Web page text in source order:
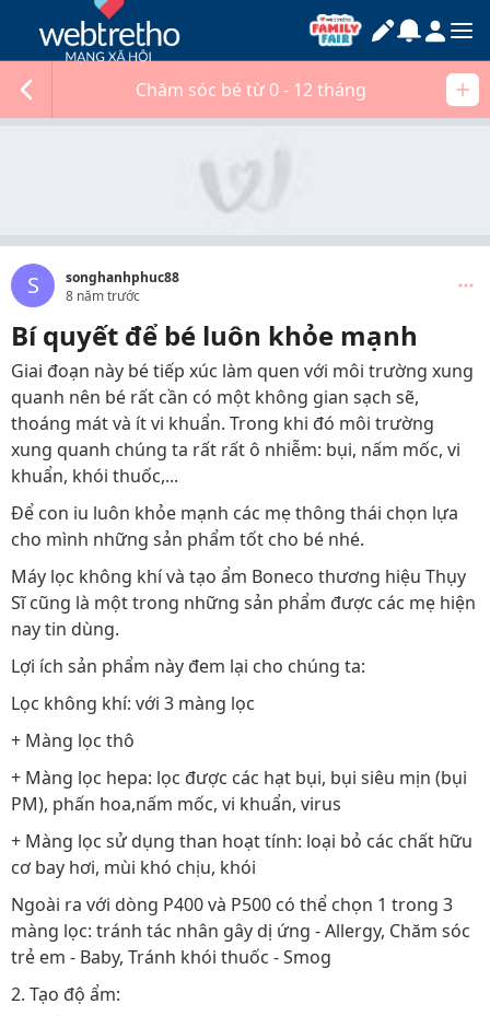
Chăm sóc bé từ 0 - 12 tháng
S
songhanhphuc88
8 năm trước
Bí quyết để bé luôn khỏe mạnh
Giai đoạn này bé tiếp xúc làm quen với môi trường xung
quanh nên bé rất cần có một không gian sạch sẽ,
thoáng mát và ít vi khuẩn. Trong khi đó môi trường
xung quanh chúng ta rất rất ô nhiễm: bụi, nấm mốc, vi
khuẩn, khói thuốc,...
Để con iu luôn khỏe mạnh các mẹ thông thái chọn lựa
cho mình những sản phẩm tốt cho bé nhé.
Máy lọc không khí và tạo ẩm Boneco thương hiệu Thụy
Sĩ cũng là một trong những sản phẩm được các mẹ hiện
nay tin dùng.
Lợi ích sản phẩm này đem lại cho chúng ta:
Lọc không khí: với 3 màng lọc
+ Màng lọc thô
+ Màng lọc hepa: lọc được các hạt bụi, bụi siêu mịn (bụi
PM), phấn hoa,nấm mốc, vi khuẩn, virus
+ Màng lọc sử dụng than hoạt tính: loại bỏ các chất hữu
cơ bay hơi, mùi khó chịu, khói
Ngoài ra với dòng P400 và P500 có thể chọn 1 trong 3
màng lọc: tránh tác nhân gây dị ứng - Allergy, Chăm sóc
trẻ em - Baby, Tránh khói thuốc - Smog
2. Tạo độ ẩm: